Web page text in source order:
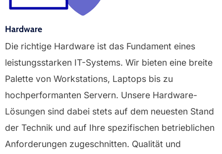
Hardware
Die richtige Hardware ist das Fundament eines
leistungsstarken IT-Systems. Wir bieten eine breite
Palette von Workstations, Laptops bis zu
hochperformanten Servern. Unsere Hardware-
Lösungen sind dabei stets auf dem neuesten Stand
der Technik und auf Ihre spezifischen betrieblichen
Anforderungen zugeschnitten. Qualität und